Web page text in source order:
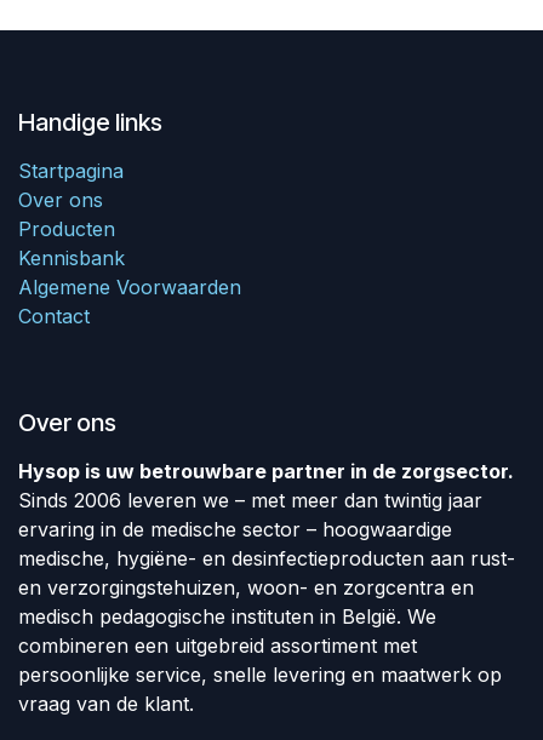
Handige links
Startpagina
Over ons
Producten
Kennisbank
Algemene Voorwaarden
Contact
Over ons
Hysop is uw betrouwbare partner in de zorgsector.
Sinds 2006 leveren we – met meer dan twintig jaar
ervaring in de medische sector – hoogwaardige
medische, hygiëne- en desinfectieproducten aan rust-
en verzorgingstehuizen, woon- en zorgcentra en
medisch pedagogische instituten in België. We
combineren een uitgebreid assortiment met
persoonlijke service, snelle levering en maatwerk op
vraag van de klant.